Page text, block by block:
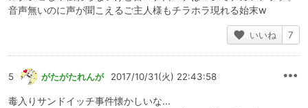
音声無いのに声が聞こえるご主人様もチラホラ現れる始末w
いいね 7
5 がたがたれんが 2017/10/31(火) 22:43:58
毒入りサンドイッチ事件懐かしいな…